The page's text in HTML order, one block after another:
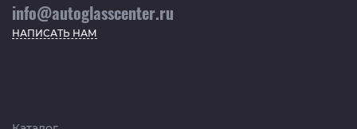
info@autoglasscenter.ru
НАПИСАТЬ НАМ